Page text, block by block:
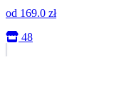
od 169.0 zł
48